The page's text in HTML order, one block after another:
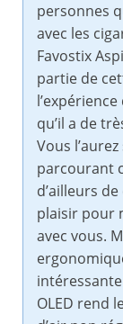
personnes
avec les
Favostix
partie de
qu’il a de
Vous
parcourant
d’ailleurs
plaisir pour
avec vous.
OLED rend